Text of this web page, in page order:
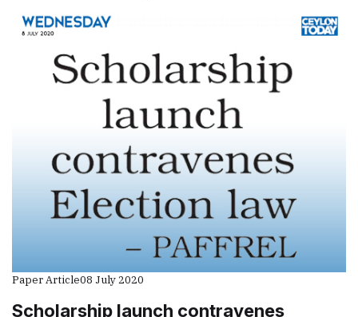
Paper Article08 July 2020
Scholarship launch contravenes